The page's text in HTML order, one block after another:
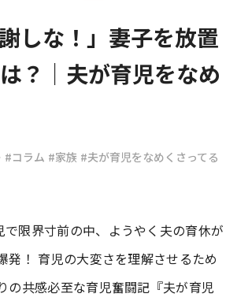
#マタニティニュース
しな！」妻子を放置
？｜夫が育児をなめ
#コラム #家族 #夫が育児をなめくさってる
限界寸前の中、ようやく夫の育休が
！ 育児の大変さを理解させるため
の共感必至な育児奮闘記『夫が育児